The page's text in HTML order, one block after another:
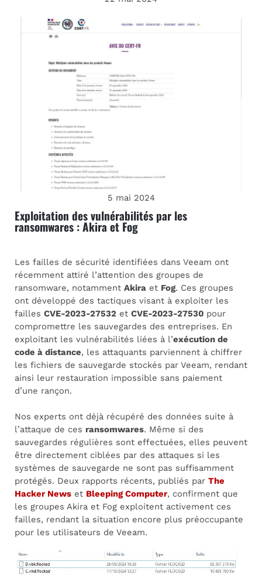
5 mai 2024
Exploitation des vulnérabilités par les
ransomwares : Akira et Fog
Les failles de sécurité identifiées dans Veeam ont
récemment attiré l’attention des groupes de
ransomware, notamment Akira et Fog. Ces groupes
ont développé des tactiques visant à exploiter les
failles CVE-2023-27532 et CVE-2023-27530 pour
compromettre les sauvegardes des entreprises. En
exploitant les vulnérabilités liées à l’exécution de
code à distance, les attaquants parviennent à chiffrer
les fichiers de sauvegarde stockés par Veeam, rendant
ainsi leur restauration impossible sans paiement
d’une rançon.
Nos experts ont déjà récupéré des données suite à
l’attaque de ces ransomwares. Même si des
sauvegardes régulières sont effectuées, elles peuvent
être directement ciblées par des attaques si les
systèmes de sauvegarde ne sont pas suffisamment
protégés. Deux rapports récents, publiés par The
Hacker News et Bleeping Computer, confirment que
les groupes Akira et Fog exploitent activement ces
failles, rendant la situation encore plus préoccupante
pour les utilisateurs de Veeam.